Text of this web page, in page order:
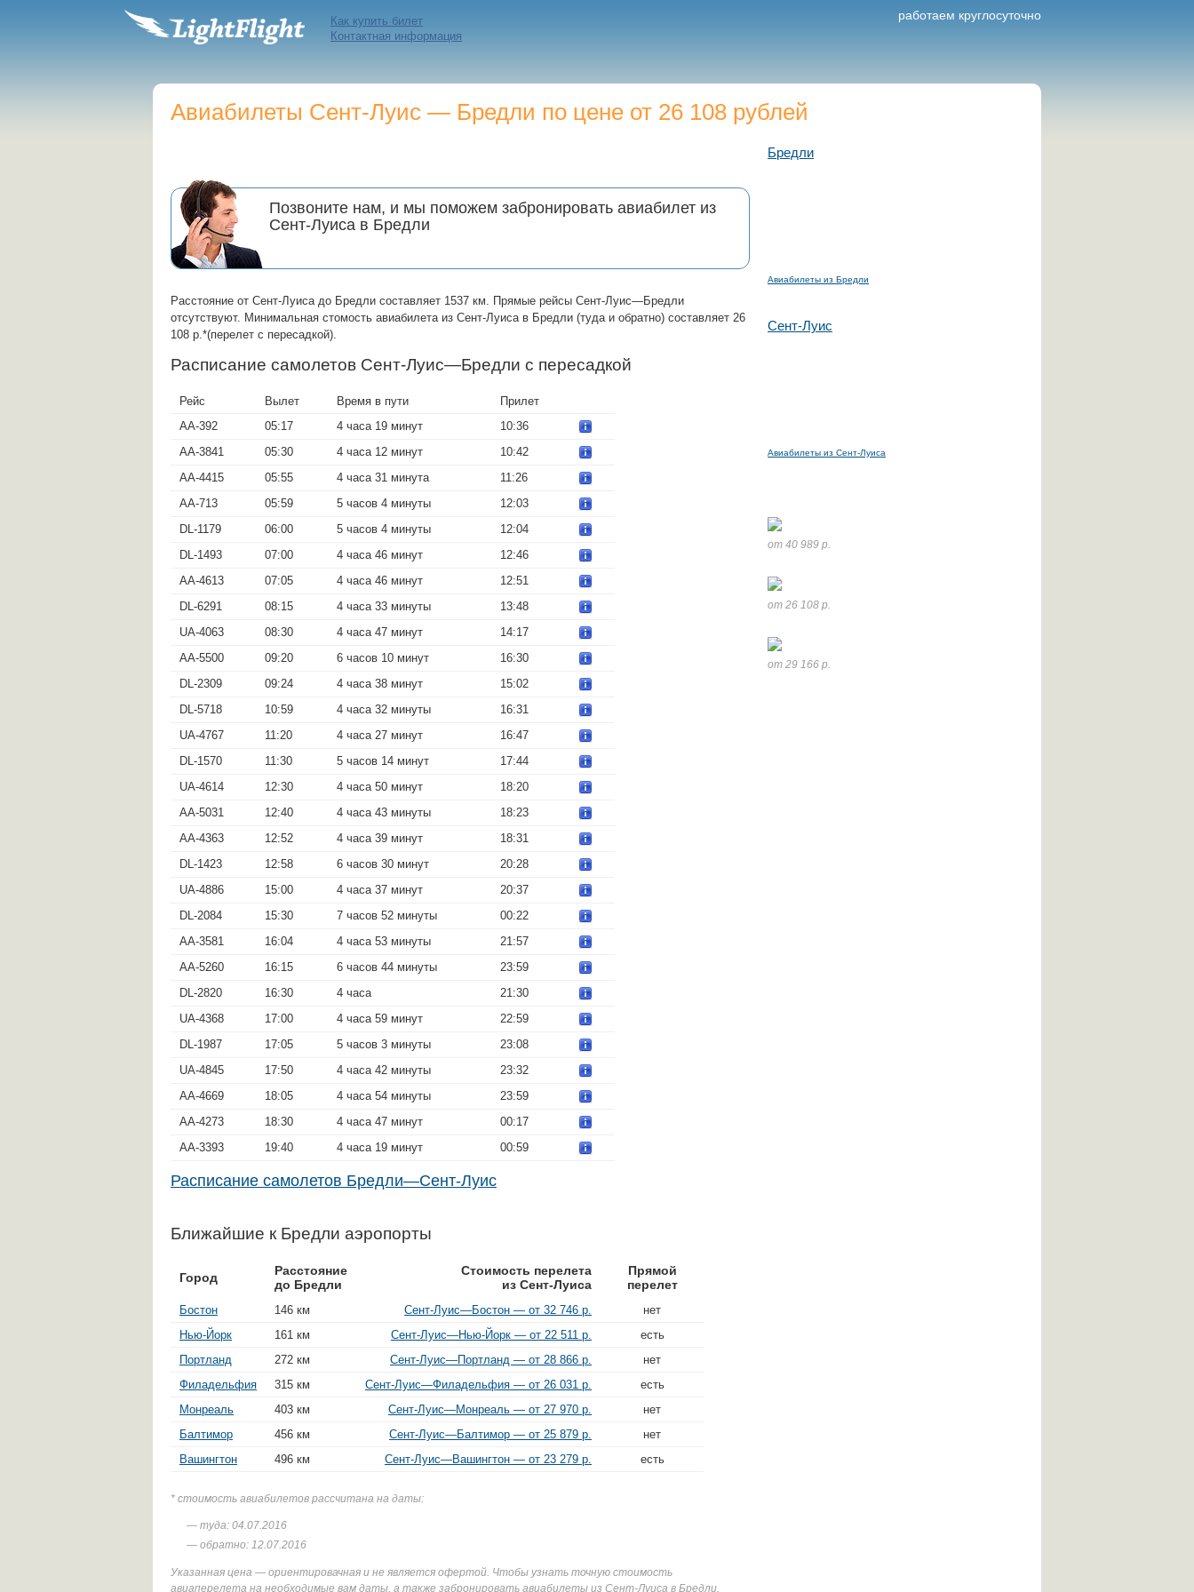
работаем круглосуточно
Как купить билет
Контактная информация
Авиабилеты Сент-Луис — Бредли по цене от 26 108 рублей
Позвоните нам, и мы поможем забронировать авиабилет из
Сент-Луиса в Бредли
Расстояние от Сент-Луиса до Бредли составляет 1537 км. Прямые рейсы Сент-Луис—Бредли
отсутствуют. Минимальная стомость авиабилета из Сент-Луиса в Бредли (туда и обратно) составляет 26
108 р.*(перелет с пересадкой).
Расписание самолетов Сент-Луис—Бредли с пересадкой
Рейс Вылет Время в пути
Прилет
AA-392
05:17 4 часа 19 минут
10:36
AA-3841
05:30 4 часа 12 минут
10:42
AA-4415
05:55 4 часа 31 минута
11:26
AA-713
05:59 5 часов 4 минуты
12:03
DL-1179
06:00 5 часов 4 минуты
12:04
DL-1493
07:00 4 часа 46 минут
12:46
AA-4613
07:05 4 часа 46 минут
12:51
DL-6291
08:15 4 часа 33 минуты
13:48
UA-4063
08:30 4 часа 47 минут
14:17
AA-5500
09:20 6 часов 10 минут
16:30
DL-2309
09:24 4 часа 38 минут
15:02
DL-5718
10:59 4 часа 32 минуты
16:31
UA-4767
11:20 4 часа 27 минут
16:47
DL-1570
11:30 5 часов 14 минут
17:44
UA-4614
12:30 4 часа 50 минут
18:20
AA-5031
12:40 4 часа 43 минуты
18:23
AA-4363
12:52 4 часа 39 минут
18:31
DL-1423
12:58 6 часов 30 минут
20:28
UA-4886
15:00 4 часа 37 минут
20:37
DL-2084
15:30 7 часов 52 минуты
00:22
AA-3581
16:04 4 часа 53 минуты
21:57
AA-5260
16:15 6 часов 44 минуты
23:59
DL-2820
16:30 4 часа
21:30
UA-4368
17:00 4 часа 59 минут
22:59
DL-1987
17:05 5 часов 3 минуты
23:08
UA-4845
17:50 4 часа 42 минуты
23:32
AA-4669
18:05 4 часа 54 минуты
23:59
AA-4273
18:30 4 часа 47 минут
00:17
AA-3393
19:40 4 часа 19 минут 00:59
Расписание самолетов Бредли—Сент-Луис
Ближайшие к Бредли аэропорты
Город
Расстояние
до Бредли
Стоимость перелета
из Сент-Луиса
Прямой
перелет
Бостон 146 км Сент-Луис—Бостон — от 32 746 р.
нет
Нью-Йорк
161 км Сент-Луис—Нью-Йорк — от 22 511 р.
есть
Портланд
272 км Сент-Луис—Портланд — от 28 866 р.
нет
Филадельфия
315 км Сент-Луис—Филадельфия — от 26 031 р.
есть
Монреаль
403 км Сент-Луис—Монреаль — от 27 970 р.
нет
Балтимор
456 км Сент-Луис—Балтимор — от 25 879 р.
нет
Вашингтон
496 км Сент-Луис—Вашингтон — от 23 279 р. есть
* стоимость авиабилетов рассчитана на даты:
— туда: 04.07.2016
— обратно: 12.07.2016
Указанная цена — ориентировачная и не является офертой. Чтобы узнать точную стоимость
авиаперелета на необходимые вам даты, а также забронировать авиабилеты из Сент-Луиса в Бредли,
Бредли
Авиабилеты из Бредли
Сент-Луис
Авиабилеты из Сент-Луиса
от 40 989 р.
от 26 108 р.
от 29 166 р.